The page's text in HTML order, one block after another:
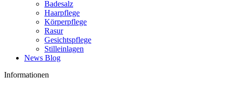
Badesalz
Haarpflege
Körperpflege
Rasur
Gesichtspflege
Stilleinlagen
News Blog
Informationen